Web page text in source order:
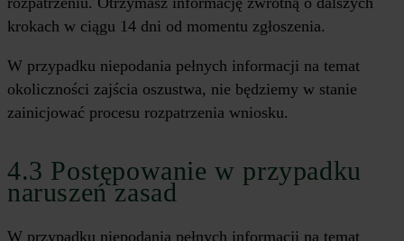
krokach w ciągu 14 dni od momentu zgłoszenia.
W przypadku niepodania pełnych informacji na temat
okoliczności zajścia oszustwa, nie będziemy w stanie
zainicjować procesu rozpatrzenia wniosku.
4.3 Postępowanie w przypadku
naruszeń zasad
W przypadku niepodania pełnych informacji na temat